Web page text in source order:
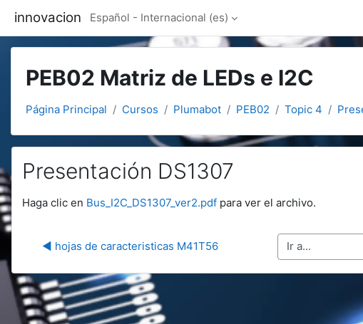
innovacion Español - Internacional ‎(es)‎
PEB02 Matriz de LEDs e I2C
Página Principal Cursos Plumabot PEB02 Topic 4
Presentación DS1307
Requisitos de finalización
Haga clic en Bus_I2C_DS1307_ver2.pdf para ver el archivo.
◀︎ hojas de caracteristicas M41T56 Ir a...